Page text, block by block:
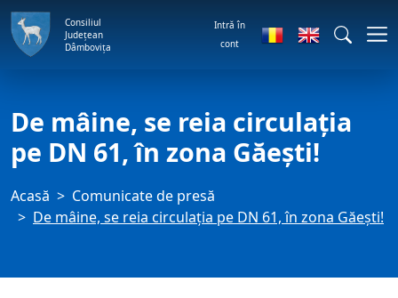
Consiliul
Județean
Dâmbovița
Intră în
cont
De mâine, se reia circulația
pe DN 61, în zona Găești!
Acasă
Comunicate de presă
De mâine, se reia circulația pe DN 61, în zona Găești!